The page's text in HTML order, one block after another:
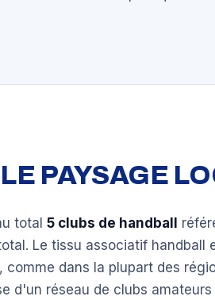
PAYSAGE
total 5 clubs de handball
Le tissu associatif handball
dans la plupart des
d'un réseau de clubs amateurs